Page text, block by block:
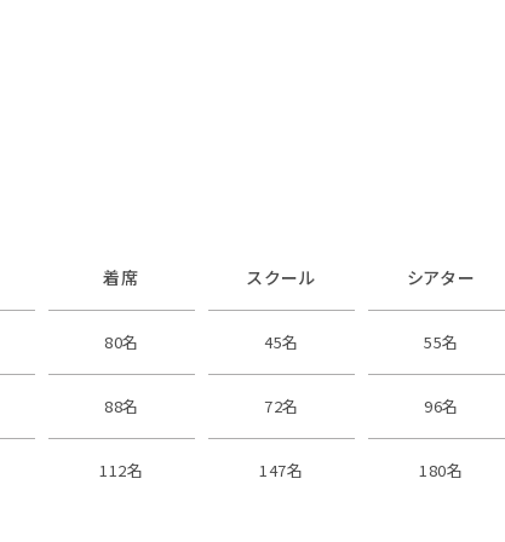
着席 スクール シアター
80名 45名 55名
88名 72名 96名
112名 147名 180名